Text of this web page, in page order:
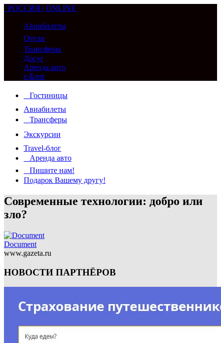
РОССИЯ | ONLINE
Авиабилеты
Отели
Трансферы
Досуг
Аренда авто
e-Блог
Гостиницы
Авиабилеты
Трансферы
Экскурсии
Travel-блог
Аренда авто
Пишите нам!
Подарок Вашему другу!
Современные технологии: добро или
зло?
Document
www.gazeta.ru
НОВОСТИ ПАРТНЁРОВ